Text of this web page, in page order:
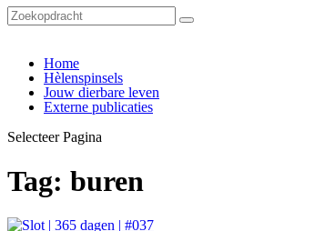
Home
Hèlenspinsels
Jouw dierbare leven
Externe publicaties
Selecteer Pagina
Tag: buren